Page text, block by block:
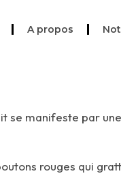
A propos
se manifeste par
rouges qui